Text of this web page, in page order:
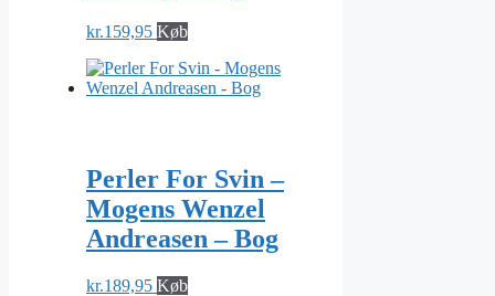
kr.159,95 Køb
Perler For Svin –
Mogens Wenzel
Andreasen – Bog
kr.189,95 Køb